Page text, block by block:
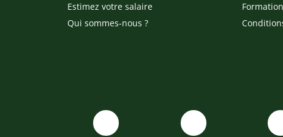
Estimez votre salaire
Qui sommes-nous ?